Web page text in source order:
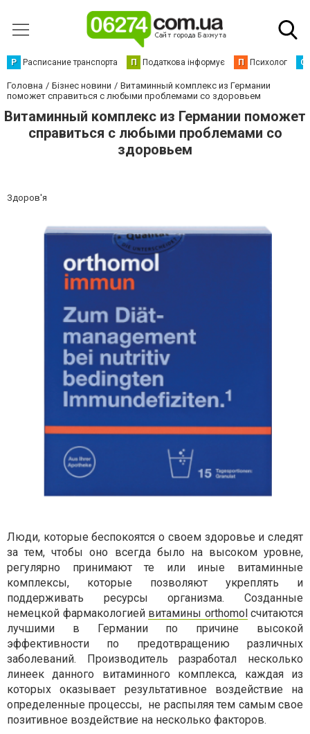
Р Расписание транспорта П Податкова інформує П Психолог С
Головна Бізнес новини
Витаминный комплекс из Германии
поможет справиться с любыми проблемами со здоровьем
Витаминный комплекс из Германии поможет
справиться с любыми проблемами со
здоровьем
Здоров'я
Люди, которые беспокоятся о своем здоровье и следят
за тем, чтобы оно всегда было на высоком уровне,
регулярно принимают те или иные витаминные
комплексы, которые позволяют укреплять и
поддерживать ресурсы организма. Созданные
немецкой фармакологией витамины orthomolсчитаются
лучшими в Германии по причине высокой
эффективности по предотвращению различных
заболеваний. Производитель разработал несколько
линеек данного витаминного комплекса, каждая из
которых оказывает результативное воздействие на
определенные процессы, не распыляя тем самым свое
позитивное воздействие на несколько факторов.